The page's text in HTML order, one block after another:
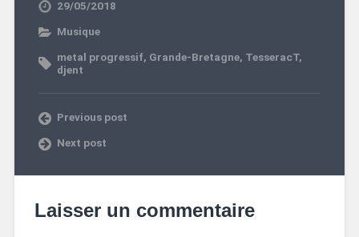
29/05/2018
Musique
metal progressif, Grande-Bretagne, TesseracT,
djent
Previous post
Next post
Laisser un commentaire